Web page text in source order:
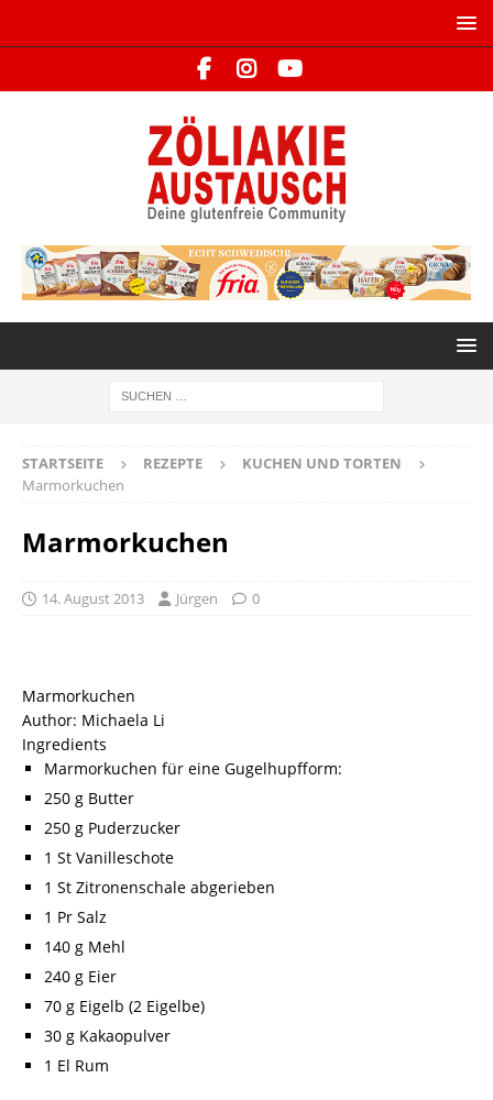
STARTSEITE REZEPTE
KUCHEN UND TORTEN
Marmorkuchen
Marmorkuchen
14. August 2013 Jürgen 0
Marmorkuchen
Author: Michaela Li
Ingredients
Marmorkuchen für eine Gugelhupfform:
250 g Butter
250 g Puderzucker
1 St Vanilleschote
1 St Zitronenschale abgerieben
1 Pr Salz
140 g Mehl
240 g Eier
70 g Eigelb (2 Eigelbe)
30 g Kakaopulver
1 El Rum